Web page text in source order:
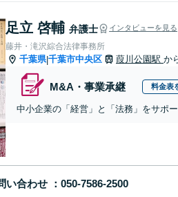
足立 啓輔 弁護士 インタビューを見る
藤井・滝沢綜合法律事務所
千葉県|千葉市中央区 葭川公園駅 か
M&A・事業承継 料金表
中小企業の「経営」と「法務」をサポー
い合わせ